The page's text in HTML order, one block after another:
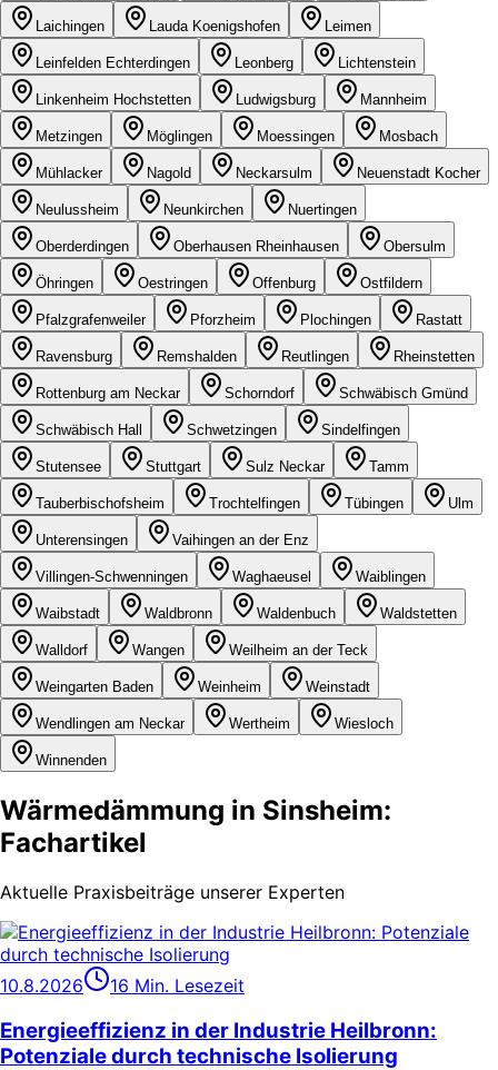
Laichingen Lauda Koenigshofen Leimen
Leinfelden Echterdingen Leonberg Lichtenstein
Linkenheim Hochstetten Ludwigsburg Mannheim
Metzingen Möglingen Moessingen Mosbach
Mühlacker Nagold Neckarsulm Neuenstadt Kocher
Neulussheim Neunkirchen Nuertingen
Oberderdingen Oberhausen Rheinhausen Obersulm
Öhringen Oestringen Offenburg Ostfildern
Pfalzgrafenweiler Pforzheim Plochingen Rastatt
Ravensburg Remshalden Reutlingen Rheinstetten
Rottenburg am Neckar Schorndorf Schwäbisch Gmünd
Schwäbisch Hall Schwetzingen Sindelfingen
Stutensee Stuttgart Sulz Neckar Tamm
Tauberbischofsheim Trochtelfingen Tübingen Ulm
Unterensingen Vaihingen an der Enz
Villingen-Schwenningen Waghaeusel Waiblingen
Waibstadt Waldbronn Waldenbuch Waldstetten
Walldorf Wangen Weilheim an der Teck
Weingarten Baden Weinheim Weinstadt
Wendlingen am Neckar Wertheim Wiesloch
Winnenden
Wärmedämmung in Sinsheim:
Fachartikel
Aktuelle Praxisbeiträge unserer Experten
10.8.2026 16 Min. Lesezeit
Energieeffizienz in der Industrie Heilbronn:
Potenziale durch technische Isolierung